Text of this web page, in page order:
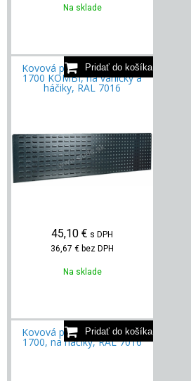
Na sklade
Kovová perforovaná stena
1700 KOMBI, na vaničky a
háčiky, RAL 7016
45,10 € s DPH
36,67 € bez DPH
Na sklade
Kovová perforovaná stena
1700, na háčiky, RAL 7016